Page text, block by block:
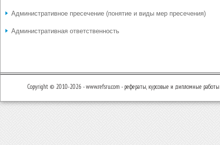
Административное пресечение (понятие и виды мер пресечения)
Административная ответственность
Copyright © 2010-2026 - www.refsru.com - рефераты, курсовые и дипломные работы